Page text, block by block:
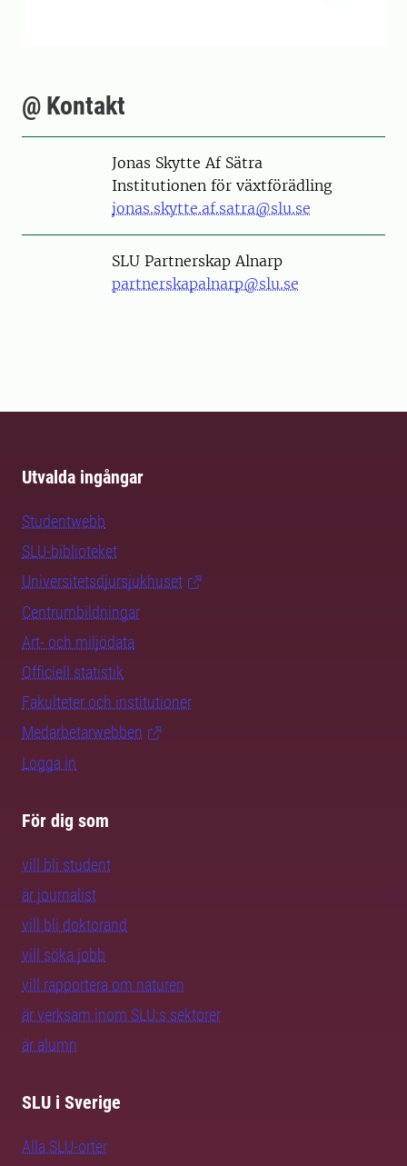
@ Kontakt
PersonJonas Skytte Af Sätra
Institutionen för växtförädling
jonas.skytte.af.satra@slu.se
SLU Partnerskap Alnarp
partnerskapalnarp@slu.se
Utvalda ingångar
Studentwebb
SLU-biblioteket
Universitetsdjursjukhuset
Centrumbildningar
Art- och miljödata
Officiell statistik
Fakulteter och institutioner
Medarbetarwebben
Logga in
För dig som
vill bli student
är journalist
vill bli doktorand
vill söka jobb
vill rapportera om naturen
är verksam inom SLU:s sektorer
är alumn
SLU i Sverige
Alla SLU-orter